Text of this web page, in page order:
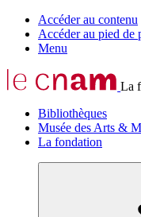
Accéder au contenu
Accéder au pied de
Menu
La
Bibliothèques
Musée des Arts &
La fondation